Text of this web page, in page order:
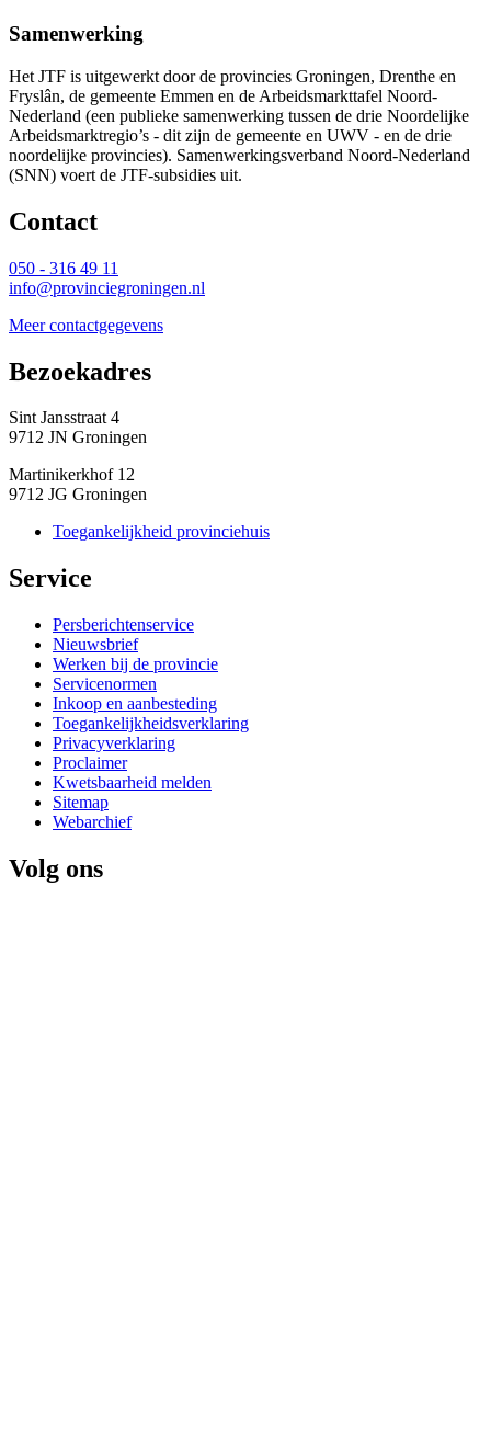
Samenwerking
Het JTF is uitgewerkt door de provincies Groningen, Drenthe en
Fryslân, de gemeente Emmen en de Arbeidsmarkttafel Noord-
Nederland (een publieke samenwerking tussen de drie Noordelijke
Arbeidsmarktregio’s - dit zijn de gemeente en UWV - en de drie
noordelijke provincies). Samenwerkingsverband Noord-Nederland
(SNN) voert de JTF-subsidies uit.
Contact
050 - 316 49 11
info@provinciegroningen.nl
Meer contactgegevens
Bezoekadres
Sint Jansstraat 4
9712 JN Groningen
Martinikerkhof 12
9712 JG Groningen
Toegankelijkheid provinciehuis
Service
Persberichtenservice
Nieuwsbrief
Werken bij de provincie
Servicenormen
Inkoop en aanbesteding
Toegankelijkheidsverklaring
Privacyverklaring
Proclaimer
Kwetsbaarheid melden
Sitemap
Webarchief
Volg ons